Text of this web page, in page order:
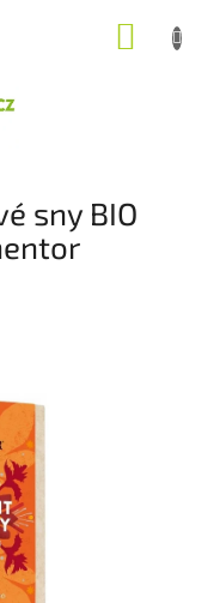
sny BIO